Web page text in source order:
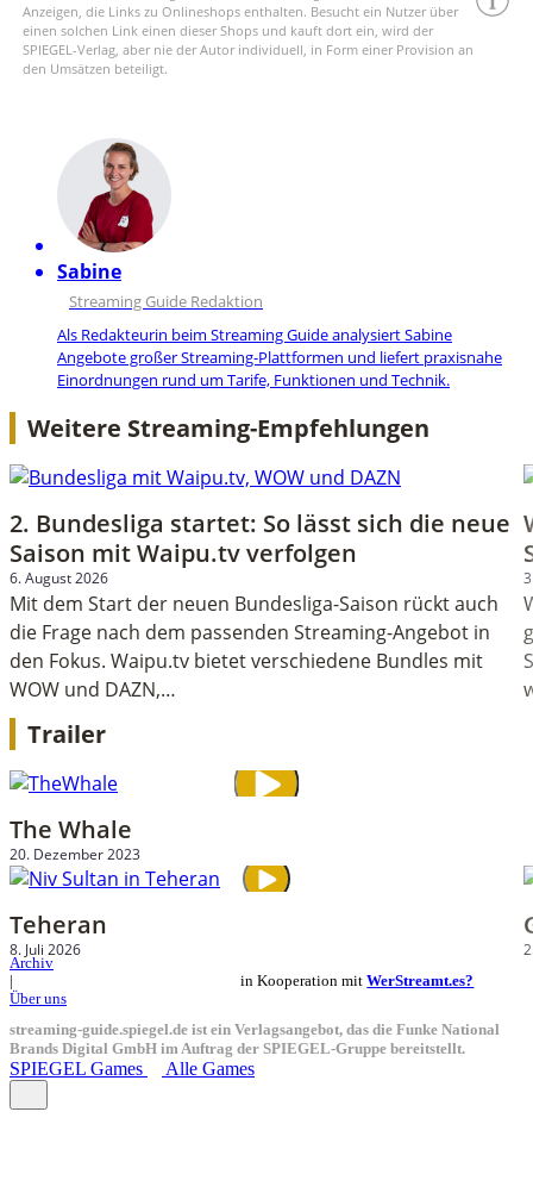
Anzeigen, die Links zu Onlineshops enthalten. Besucht ein Nutzer über
einen solchen Link einen dieser Shops und kauft dort ein, wird der
SPIEGEL-Verlag, aber nie der Autor individuell, in Form einer Provision an
den Umsätzen beteiligt.
Sabine
Streaming Guide Redaktion
Als Redakteurin beim Streaming Guide analysiert Sabine
Angebote großer Streaming-Plattformen und liefert praxisnahe
Einordnungen rund um Tarife, Funktionen und Technik.
Weitere Streaming-Empfehlungen
2. Bundesliga startet: So lässt sich die neue
Saison mit Waipu.tv verfolgen
6. August 2026
Mit dem Start der neuen Bundesliga-Saison rückt auch
die Frage nach dem passenden Streaming-Angebot in
den Fokus. Waipu.tv bietet verschiedene Bundles mit
WOW und DAZN,…
Trailer
The Whale
20. Dezember 2023
Teheran
8. Juli 2026
Archiv
|
Über uns
in Kooperation mitWerStreamt.es?
streaming-guide.spiegel.de ist ein Verlagsangebot, das die Funke National
Brands Digital GmbH im Auftrag der SPIEGEL-Gruppe bereitstellt.
SPIEGEL Games Alle Games